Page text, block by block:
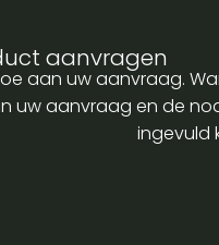
aanvragen
aan uw aanvraag.
uw aanvraag en de
ingevuld